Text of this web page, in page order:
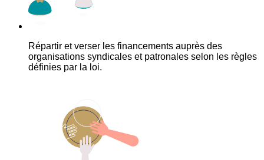
Répartir et verser les financements auprès des
organisations syndicales et patronales selon les règles
définies par la loi.